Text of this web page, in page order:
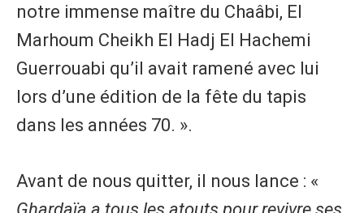
notre immense maître du Chaâbi, El
Marhoum Cheikh El Hadj El Hachemi
Guerrouabi qu’il avait ramené avec lui
lors d’une édition de la fête du tapis
dans les années 70. ».
Avant de nous quitter, il nous lance : «